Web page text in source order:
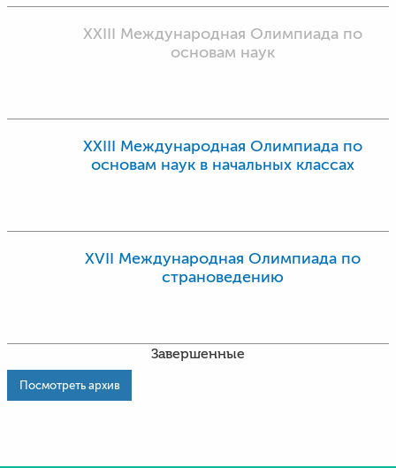
XXIII Международная Олимпиада по
основам наук
XXIII Международная Олимпиада по
основам наук в начальных классах
XVII Международная Олимпиада по
страноведению
Завершенные
Посмотреть архив